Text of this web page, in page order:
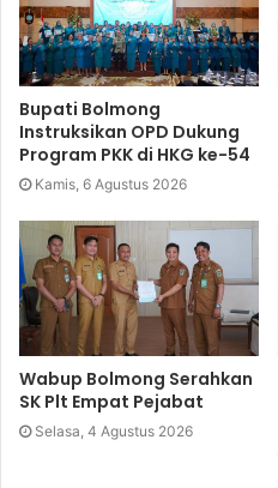
Bupati Bolmong
Instruksikan OPD Dukung
Program PKK di HKG ke-54
Kamis, 6 Agustus 2026
Wabup Bolmong Serahkan
SK Plt Empat Pejabat
Selasa, 4 Agustus 2026